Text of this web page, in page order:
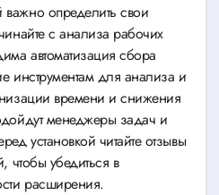
определить свои
с анализа рабочих
автоматизация сбора
инструментам для анализа и
времени и снижения
менеджеры задач и
установкой читайте отзывы
чтобы убедиться в
расширения.